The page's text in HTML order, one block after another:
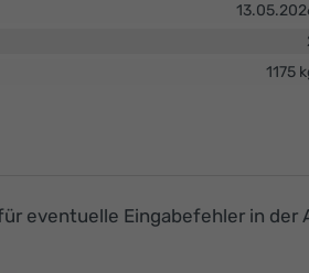
1175
eventuelle Eingabefehler in der